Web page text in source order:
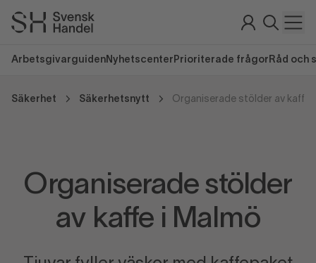
Arbetsgivarguiden Nyhetscenter Prioriterade frågor Råd och
Säkerhet Säkerhetsnytt Organiserade stölder av kaffe i
Organiserade stölder
av kaffe i Malmö